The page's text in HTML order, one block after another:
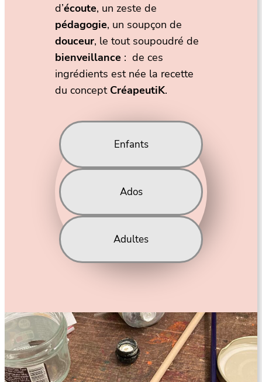
d’écoute, un zeste de
pédagogie, un soupçon de
douceur, le tout soupoudré de
bienveillance : de ces
ingrédients est née la recette
du concept CréapeutiK.
Enfants
Ados
Adultes